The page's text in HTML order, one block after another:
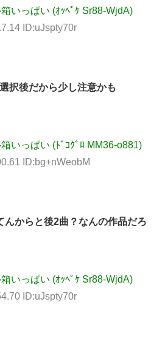
いっぱい (ｵｯﾍﾟｹ Sr88-WjdA)
ID:uJspty70r
択後だから少し注意かも
いっぱい (ﾄﾞｺｸﾞﾛ MM36-o881)
ID:bg+nWeobM
んからと後2曲？なんの作品だろ
いっぱい (ｵｯﾍﾟｹ Sr88-WjdA)
ID:uJspty70r